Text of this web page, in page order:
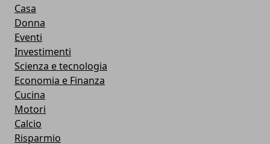
Casa
Donna
Eventi
Investimenti
Scienza e tecnologia
Economia e Finanza
Cucina
Motori
Calcio
Risparmio